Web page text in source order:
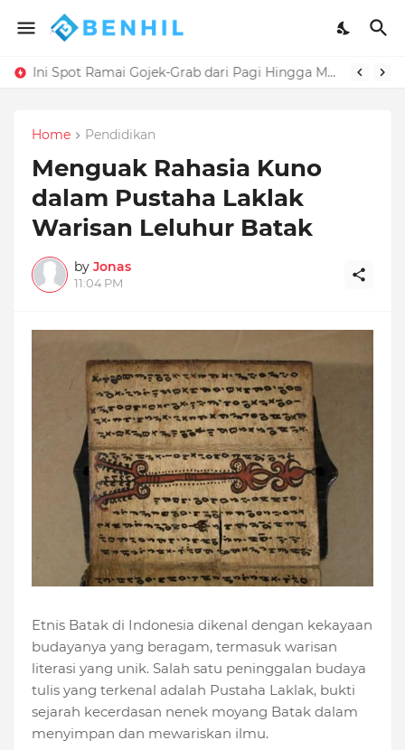
Ini Spot Ramai Gojek-Grab dari Pagi Hingga Malam
Home Pendidikan
Menguak Rahasia Kuno
dalam Pustaha Laklak
Warisan Leluhur Batak
by Jonas
11:04 PM
Etnis Batak di Indonesia dikenal dengan kekayaan
budayanya yang beragam, termasuk warisan
literasi yang unik. Salah satu peninggalan budaya
tulis yang terkenal adalah Pustaha Laklak, bukti
sejarah kecerdasan nenek moyang Batak dalam
menyimpan dan mewariskan ilmu.